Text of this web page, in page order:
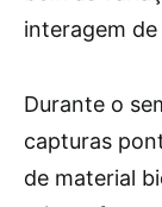
interagem
Durante o
capturas
de material